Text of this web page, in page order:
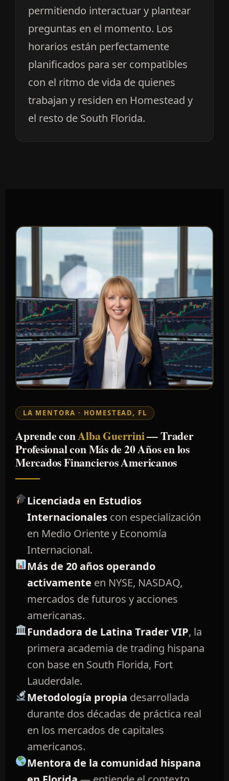
permitiendo interactuar y plantear
preguntas en el momento. Los
horarios están perfectamente
planificados para ser compatibles
con el ritmo de vida de quienes
trabajan y residen en Homestead y
el resto de South Florida.
LA MENTORA · HOMESTEAD, FL
Aprende conAlba Guerrini— Trader
Profesional con Más de 20 Años en los
Mercados Financieros Americanos
Licenciada en Estudios
Internacionalescon especialización
en Medio Oriente y Economía
Internacional.
Más de 20 años operando
activamente en NYSE, NASDAQ,
mercados de futuros y acciones
americanas.
Fundadora de Latina Trader VIP, la
primera academia de trading hispana
con base en South Florida, Fort
Lauderdale.
Metodología propia desarrollada
durante dos décadas de práctica real
en los mercados de capitales
americanos.
Mentora de la comunidad hispana